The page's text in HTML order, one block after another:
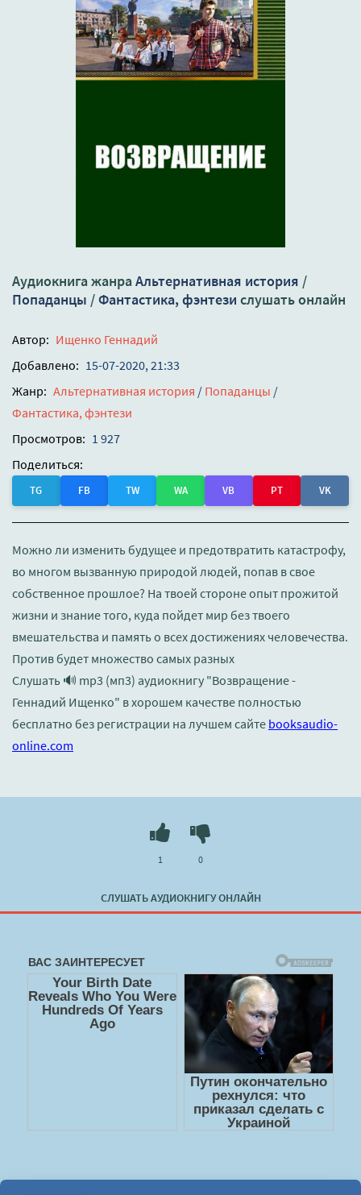
Аудиокнига жанра Альтернативная история /
Попаданцы /Фантастика, фэнтези слушать онлайн
Автор: Ищенко Геннадий
Добавлено: 15-07-2020, 21:33
Жанр: Альтернативная история / Попаданцы /
Фантастика, фэнтези
Просмотров: 1 927
Поделиться:
TG FB TW WA VB PT VK
Можно ли изменить будущее и предотвратить катастрофу,
во многом вызванную природой людей, попав в свое
собственное прошлое? На твоей стороне опыт прожитой
жизни и знание того, куда пойдет мир без твоего
вмешательства и память о всех достижениях человечества.
Против будет множество самых разных
Слушать 🔊 mp3 (мп3) аудиокнигу "Возвращение -
Геннадий Ищенко" в хорошем качестве полностью
бесплатно без регистрации на лучшем сайте booksaudio-
online.com
СЛУШАТЬ АУДИОКНИГУ ОНЛАЙН
1 0